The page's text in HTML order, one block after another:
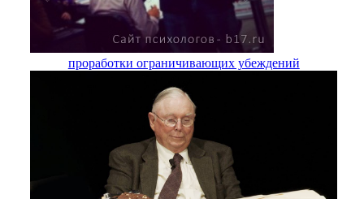
проработки ограничивающих убеждений